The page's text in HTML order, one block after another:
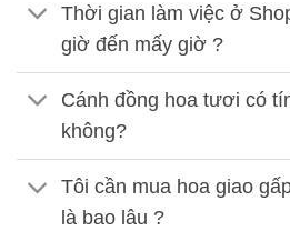
Thời gian làm việc ở
giờ đến mấy giờ ?
Cánh đồng hoa tươi có
không?
Tôi cần mua hoa giao
là bao lâu ?